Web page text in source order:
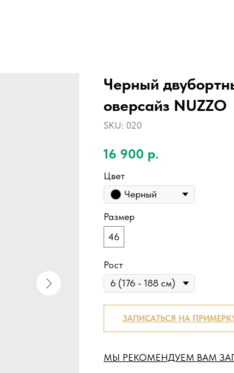
Черный
оверсайз NUZZO
SKU: 020
16 900 р.
Цвет
Черный
Размер
46
Рост
ЗАПИСАТЬСЯ НА
МЫ РЕКОМЕНДУЕМ ВАМ